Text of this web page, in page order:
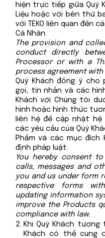
hiện trực tiếp giữa Quý
Liệu hoặc với bên thứ
với TEKO liên quan đến
Cá Nhân.
The provision and
conduct directly
Processor or with a
process agreement with
Quý Khách đồng ý cho
gọi, tin nhắn và các
Khách với Chúng tôi
hình hoặc hình thức
liên hệ để cập nhật
các yêu cầu của Quý
Phẩm và các mục
định pháp luật.
You hereby consent
calls, messages and
you and us under form
respective forms
updating information
improve the Products
compliance with law.
Khi Quý Khách
Khách có thể cung